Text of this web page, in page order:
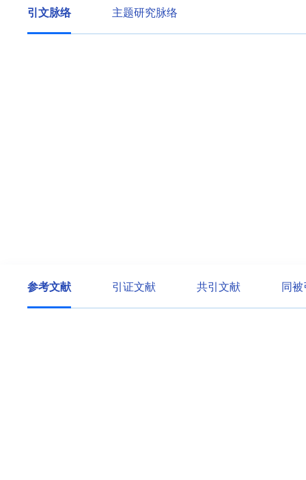
引文脉络 主题研究脉络
参考文献 引证文献 共引文献 同